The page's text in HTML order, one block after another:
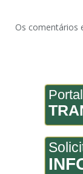
Os comentários